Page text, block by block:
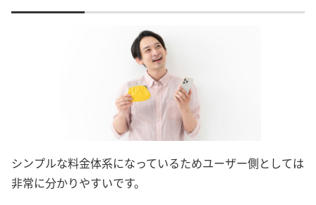
シンプルな料金体系になっているためユーザー側としては
非常に分かりやすいです。